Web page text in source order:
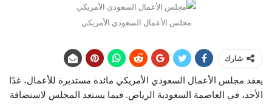
مجلس الأعمال السعودي الأمريكي
شارك
يعقد مجلس الأعمال السعودي الأمريكي مائدة مستديرة للأعمال، غدًا
الأحد، في العاصمة السعودية الرياض. فيما يستعد المجلس لاستضافة